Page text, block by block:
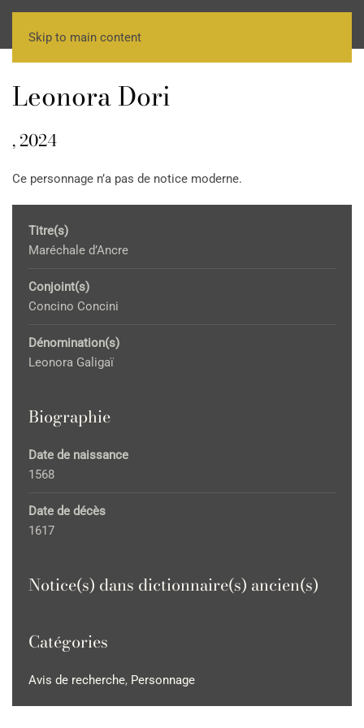
Skip to main content
Leonora Dori
, 2024
Ce personnage n’a pas de notice moderne.
Titre(s)
Maréchale d’Ancre
Conjoint(s)
Concino Concini
Dénomination(s)
Leonora Galigaï
Biographie
Date de naissance
1568
Date de décès
1617
Notice(s) dans dictionnaire(s) ancien(s)
Catégories
Avis de recherche, Personnage